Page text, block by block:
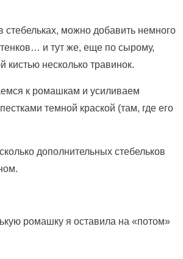
можно добавить немного
и тут же, еще по сырому,
кистью несколько травинок.
к ромашкам и усиливаем
темной краской (там, где его
дополнительных стебельков
ромашку я оставила на «потом»